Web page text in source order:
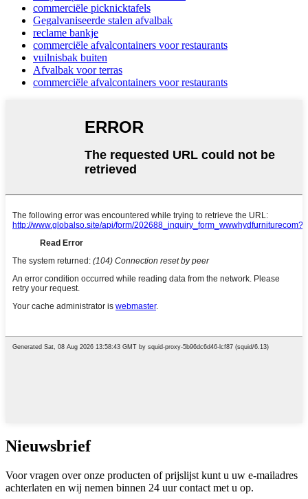
commerciële picknicktafels
Gegalvaniseerde stalen afvalbak
reclame bankje
commerciële afvalcontainers voor restaurants
vuilnisbak buiten
Afvalbak voor terras
commerciële afvalcontainers voor restaurants
Nieuwsbrief
Voor vragen over onze producten of prijslijst kunt u uw e-mailadres
achterlaten en wij nemen binnen 24 uur contact met u op.